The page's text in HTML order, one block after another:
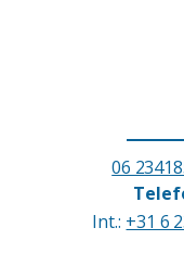
06
Int.: +31 6